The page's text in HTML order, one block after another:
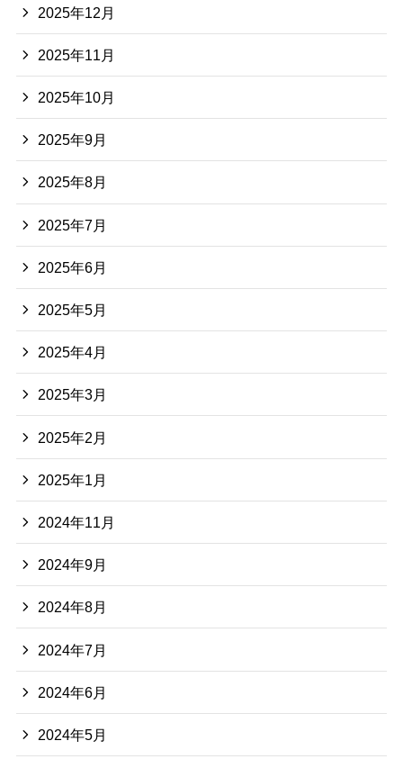
2025年12月
2025年11月
2025年10月
2025年9月
2025年8月
2025年7月
2025年6月
2025年5月
2025年4月
2025年3月
2025年2月
2025年1月
2024年11月
2024年9月
2024年8月
2024年7月
2024年6月
2024年5月